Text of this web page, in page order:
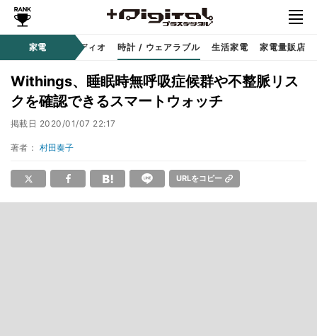
家電
サウンド / オーディオ 時計 / ウェアラブル 生活家電 家電量販店
Withings、睡眠時無呼吸症候群や不整脈リス
クを確認できるスマートウォッチ
掲載日 2020/01/07 22:17
著者： 村田奏子
URLをコピー